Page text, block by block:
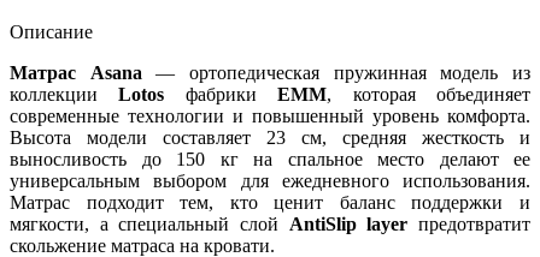
Описание
Матрас Asana — ортопедическая пружинная модель из
коллекцииLotos фабрикиEMM, которая объединяет
современные технологии и повышенный уровень комфорта.
Высота модели составляет 23 см, средняя жесткость и
выносливость до 150 кг на спальное место делают ее
универсальным выбором для ежедневного использования.
Матрас подходит тем, кто ценит баланс поддержки и
мягкости, а специальный слой AntiSlip layer предотвратит
скольжение матраса на кровати.